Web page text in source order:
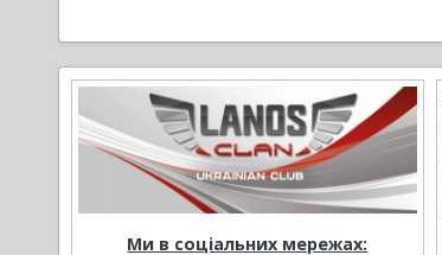
Ми в соціальних мережах: